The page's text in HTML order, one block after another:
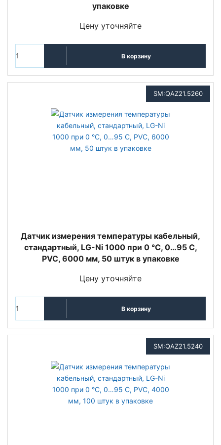
упаковке
Цену уточняйте
В корзину
SM:QAZ21.5260
Датчик измерения температуры кабельный,
стандартный, LG-Ni 1000 при 0 °C, 0…95 С,
PVC, 6000 мм, 50 штук в упаковке
Цену уточняйте
В корзину
SM:QAZ21.5240